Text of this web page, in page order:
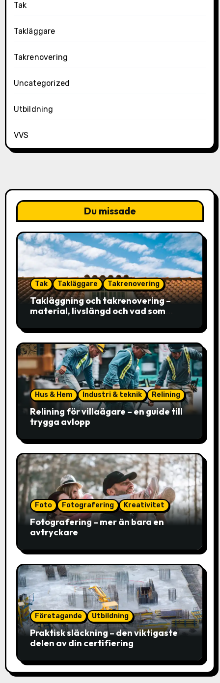
Tak
Takläggare
Takrenovering
Uncategorized
Utbildning
VVS
Du missade
Tak Takläggare Takrenovering
Takläggning och takrenovering –
material, livslängd och vad som
Hus & Hem Industri & teknik Relining
Relining för villaägare – en guide till
trygga avlopp
Foto Fotografering Kreativitet
Fotografering – mer än bara en
avtryckare
Företagande Utbildning
Praktisk släckning – den viktigaste
delen av din certifiering